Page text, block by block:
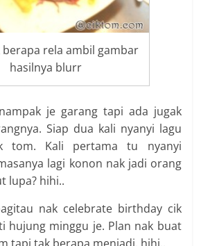
berapa rela ambil gambar
hasilnya blurr
je garang tapi ada jugak
Siap dua kali nyanyi lagu
tom. Kali pertama tu nyanyi
lagi konon nak jadi orang
lupa? hihi..
nak celebrate birthday cik
hujung minggu je. Plan nak buat